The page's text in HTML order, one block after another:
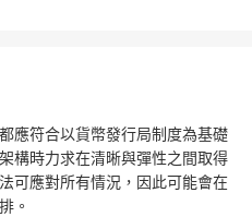
應符合以貨幣發行局制度為基礎
構時力求在清晰與彈性之間取得
可應對所有情況，因此可能會在
。